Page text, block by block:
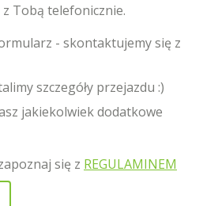
Tobą telefonicznie.
- skontaktujemy się z
szczegóły przejazdu :)
jakiekolwiek dodatkowe
się z REGULAMINEM